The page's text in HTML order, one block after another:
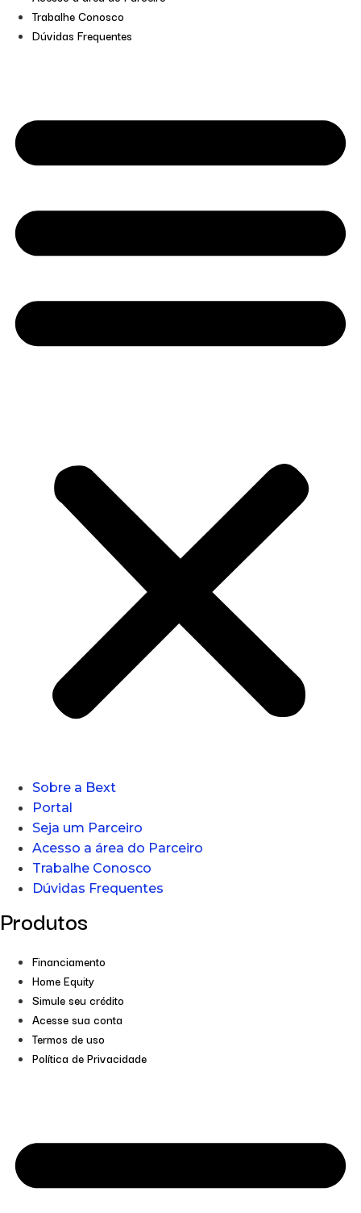
Trabalhe Conosco
Dúvidas Frequentes
Sobre a Bext
Portal
Seja um Parceiro
Acesso a área do Parceiro
Trabalhe Conosco
Dúvidas Frequentes
Produtos
Financiamento
Home Equity
Simule seu crédito
Acesse sua conta
Termos de uso
Política de Privacidade